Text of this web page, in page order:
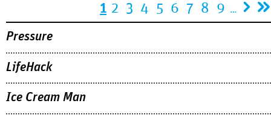
1 2 3 4 5 6 7 8 9 …
Pressure
LifeHack
Ice Cream Man